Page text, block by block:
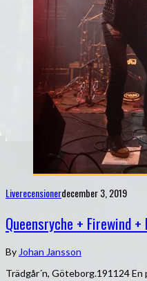
Liverecensionerdecember 3, 2019
Queensryche + Firewind
By Johan Jansson
Trädgår´n, Göteborg.191124